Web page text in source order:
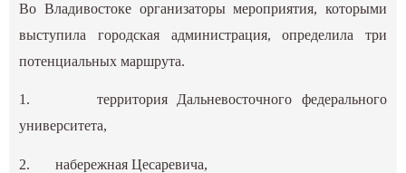
Во Владивостоке организаторы мероприятия, которыми
выступила городская администрация, определила три
потенциальных маршрута.
1. территория Дальневосточного федерального
университета,
2. набережная Цесаревича,